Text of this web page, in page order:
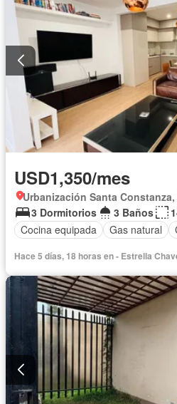
USD1,350/mes
Urbanización Santa
3 Dormitorios
3 Baños
Cocina equipada
Gas natural
Hace 5 días, 18 horas en - Estrella